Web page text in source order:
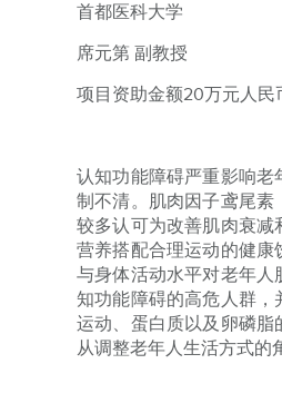
首都医科大学
席元第 副教授
项目资助金额20万元人民
认知功能障碍严重影响
制不清。肌肉因子鸢尾
较多认可为改善肌肉衰
营养搭配合理运动的健
与身体活动水平对老年
知功能障碍的高危人群
运动、蛋白质以及卵磷
从调整老年人生活方式的